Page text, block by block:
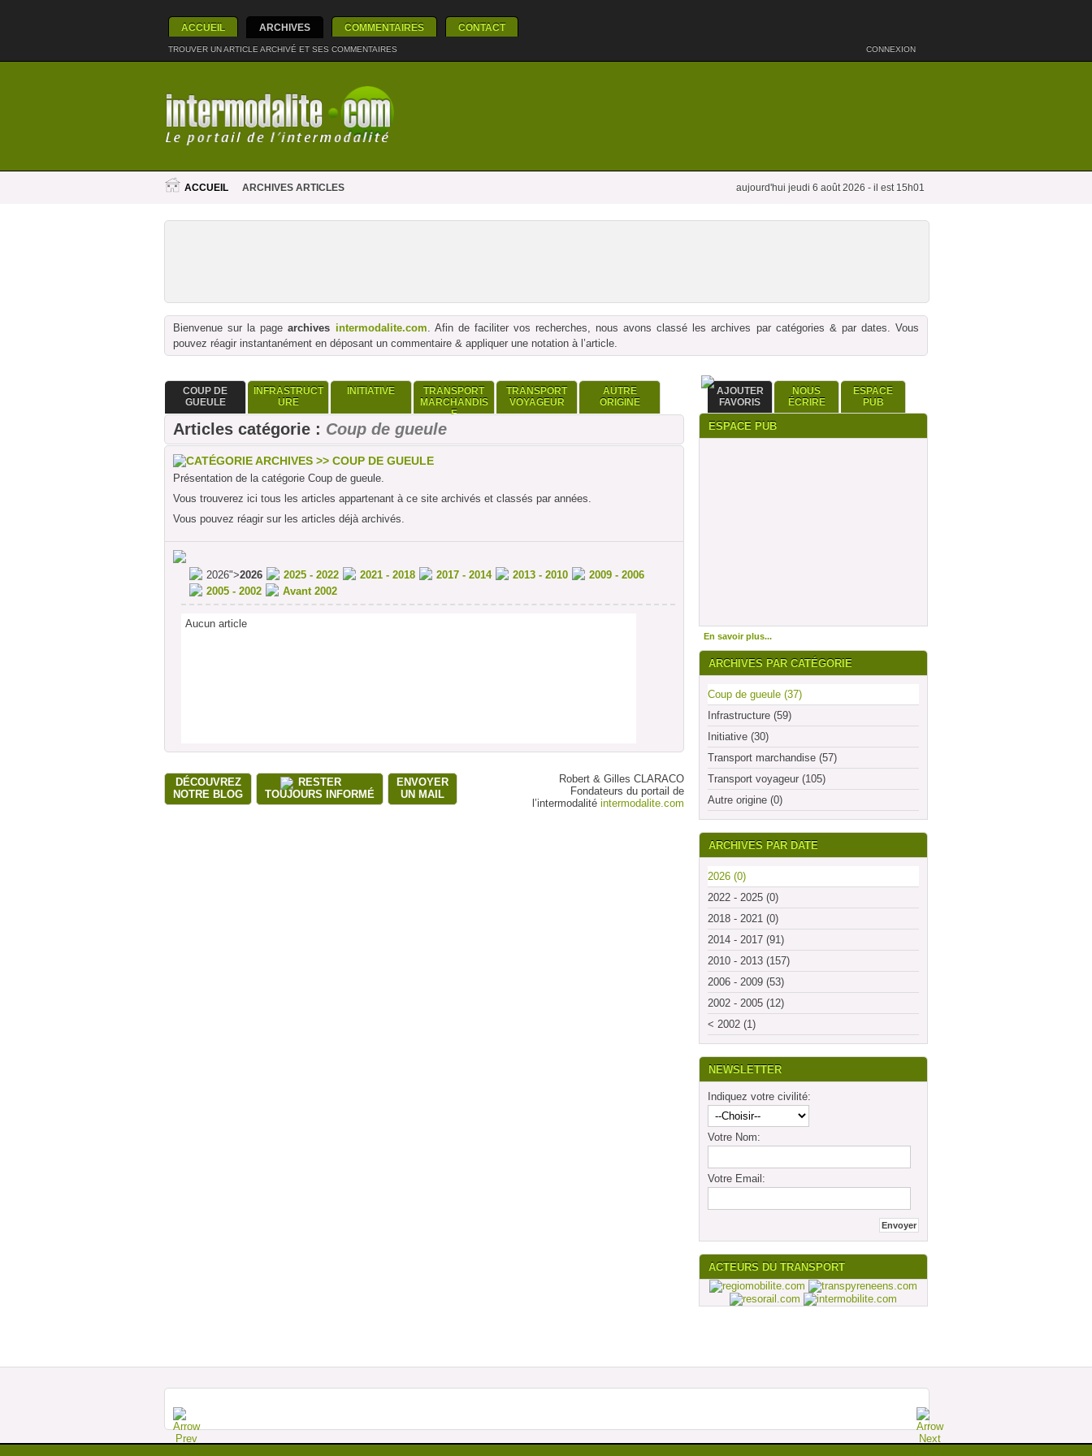
ACCUEIL ARCHIVES COMMENTAIRES CONTACT
TROUVER UN ARTICLE ARCHIVÉ ET SES COMMENTAIRES CONNEXION
ACCUEIL ARCHIVES ARTICLES aujourd'hui jeudi 6 août 2026 - il est 15h01
Bienvenue sur la pagearchives intermodalite.com. Afin de faciliter vos recherches, nous avons classé les archives par catégories & par dates. Vous
pouvez réagir instantanément en déposant un commentaire & appliquer une notation à l’article.
COUP DE
GUEULE
INFRASTRUCT
URE
INITIATIVE
TRANSPORT
MARCHANDIS
E
TRANSPORT
VOYAGEUR
AUTRE
ORIGINE
Articles catégorie : Coup de gueule
CATÉGORIE ARCHIVES >> COUP DE GUEULE
Présentation de la catégorie Coup de gueule.
Vous trouverez ici tous les articles appartenant à ce site archivés et classés par années.
Vous pouvez réagir sur les articles déjà archivés.
2026">2026 2025 - 2022 2021 - 2018 2017 - 2014 2013 - 2010
2009 - 2006
2005 - 2002
Avant 2002
Aucun article
DÉCOUVREZ
NOTRE BLOG
RESTER
TOUJOURS INFORMÉ
ENVOYER
UN MAIL
Robert & Gilles CLARACO
Fondateurs du portail de
l’intermodalité intermodalite.com
AJOUTER
FAVORIS
NOUS
ÉCRIRE
ESPACE
PUB
ESPACE PUB
En savoir plus...
ARCHIVES PAR CATÉGORIE
Coup de gueule (37)
Infrastructure (59)
Initiative (30)
Transport marchandise (57)
Transport voyageur (105)
Autre origine (0)
ARCHIVES PAR DATE
2026 (0)
2022 - 2025 (0)
2018 - 2021 (0)
2014 - 2017 (91)
2010 - 2013 (157)
2006 - 2009 (53)
2002 - 2005 (12)
< 2002 (1)
NEWSLETTER
Indiquez votre civilité:
Votre Nom:
Votre Email:
ACTEURS DU TRANSPORT